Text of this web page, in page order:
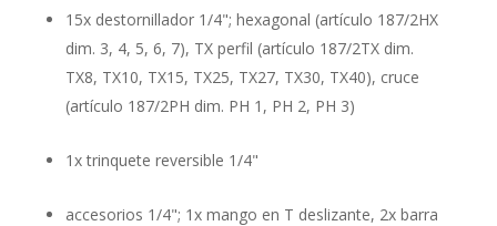
15x destornillador 1/4"; hexagonal (artículo 187/2HX
dim. 3, 4, 5, 6, 7), TX perfil (artículo 187/2TX dim.
TX8, TX10, TX15, TX25, TX27, TX30, TX40), cruce
(artículo 187/2PH dim. PH 1, PH 2, PH 3)
1x trinquete reversible 1/4"
accesorios 1/4"; 1x mango en T deslizante, 2x barra